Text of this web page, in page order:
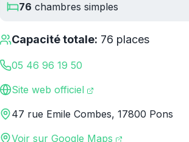
76 chambres simples
Capacité totale: 76 places
05 46 96 19 50
Site web officiel
47 rue Emile Combes, 17800 Pons
Voir sur Google Maps